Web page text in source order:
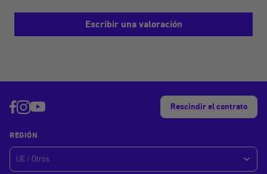
Escribir una valoración
Rescindir el contrato
REGIÓN